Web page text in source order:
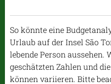
So könnte eine
Urlaub auf der Insel São
lebende Person aussehen.
geschätzten Zahlen und
können variieren. Bitte